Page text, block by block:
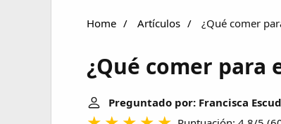
Home Artículos ¿Qué comer
¿Qué comer para
Preguntado por: Francisca